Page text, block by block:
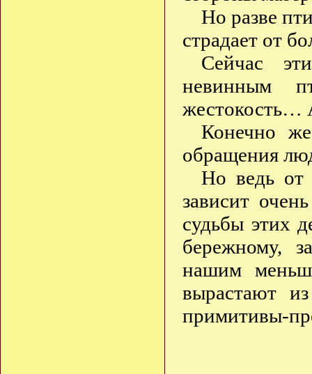
Но разве
страдает от
Сейчас
невинным
жестокость…
Конечно
обращения
Но ведь от
зависит
судьбы этих
бережному,
нашим
вырастают
примитивы-